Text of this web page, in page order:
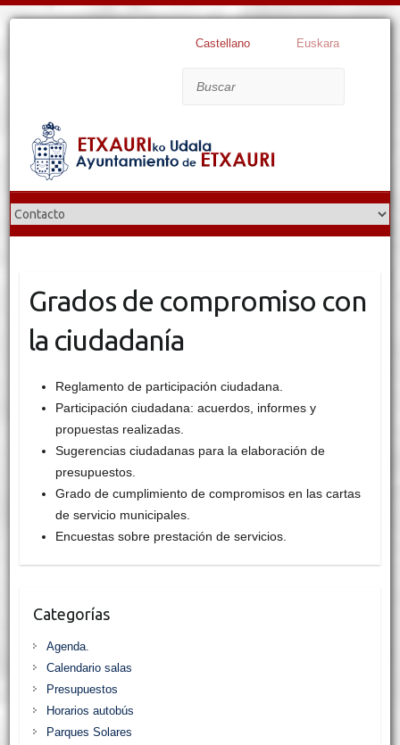
Castellano Euskara
Grados de compromiso con
la ciudadanía
Reglamento de participación ciudadana.
Participación ciudadana: acuerdos, informes y
propuestas realizadas.
Sugerencias ciudadanas para la elaboración de
presupuestos.
Grado de cumplimiento de compromisos en las cartas
de servicio municipales.
Encuestas sobre prestación de servicios.
Categorías
Agenda.
Calendario salas
Presupuestos
Horarios autobús
Parques Solares